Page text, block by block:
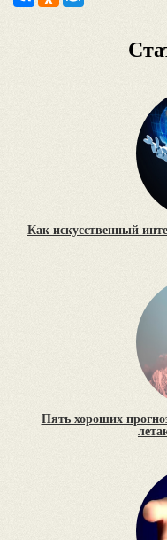
Как искусственный
Пять хороших